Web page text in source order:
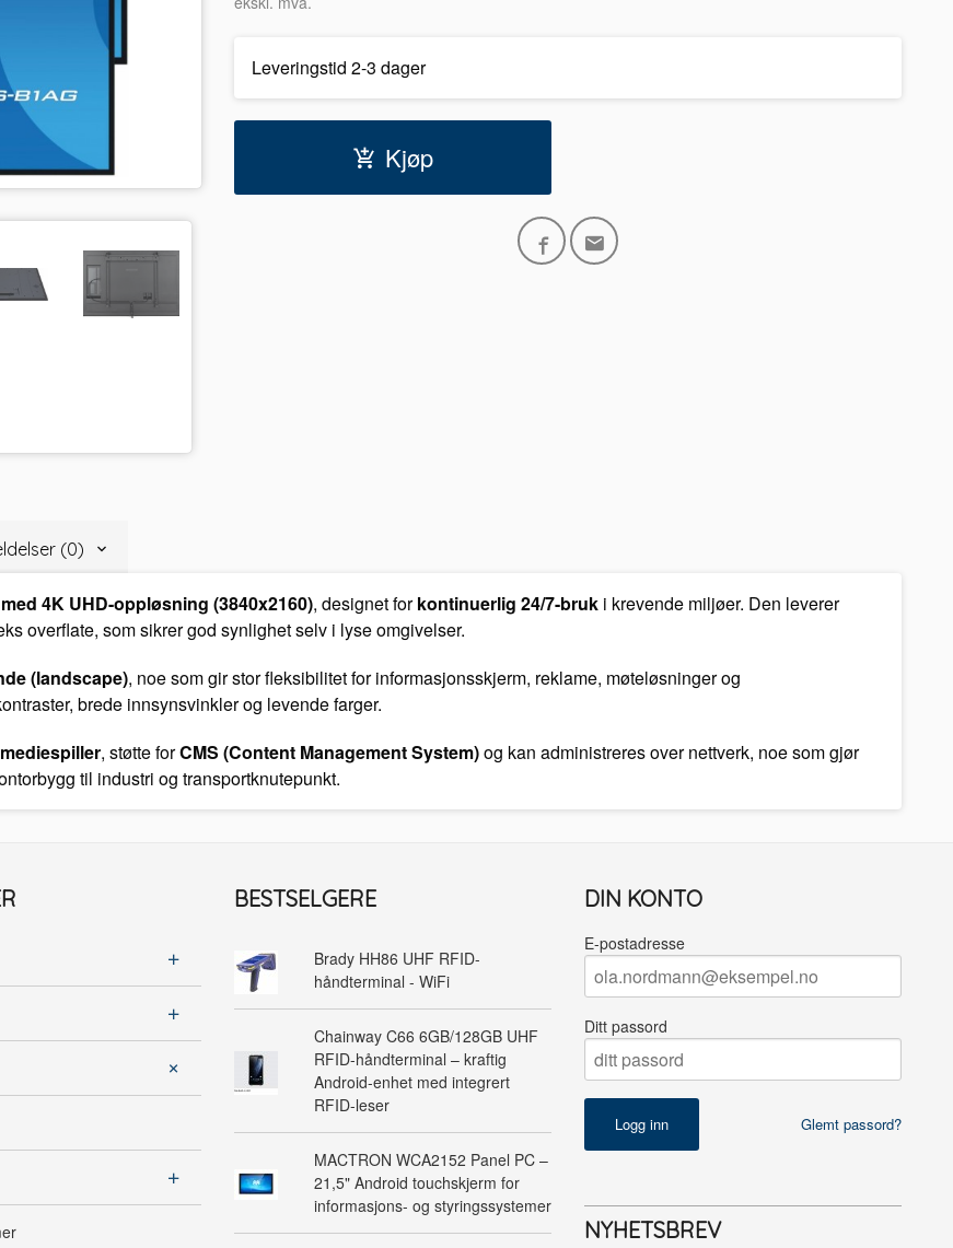
Leveringstid 2-3 dager
Kjøp
(0)
4K UHD-oppløsning (3840x2160), designet forkontinuerlig 24/7-bruk i krevende miljøer. Den leverer
overflate, som sikrer god synlighet selv i lyse omgivelser.
(landscape), noe som gir stor fleksibilitet for informasjonsskjerm, reklame, møteløsninger og
brede innsynsvinkler og levende farger.
, støtte forCMS (Content Management System)og kan administreres over nettverk, noe som gjør
til industri og transportknutepunkt.
BESTSELGERE
Brady HH86 UHF RFID-
håndterminal - WiFi
Chainway C66 6GB/128GB UHF
RFID-håndterminal – kraftig
Android-enhet med integrert
RFID-leser
MACTRON WCA2152 Panel PC –
21,5" Android touchskjerm for
informasjons- og styringssystemer
DIN KONTO
E-postadresse
Ditt passord
Glemt passord?
NYHETSBREV